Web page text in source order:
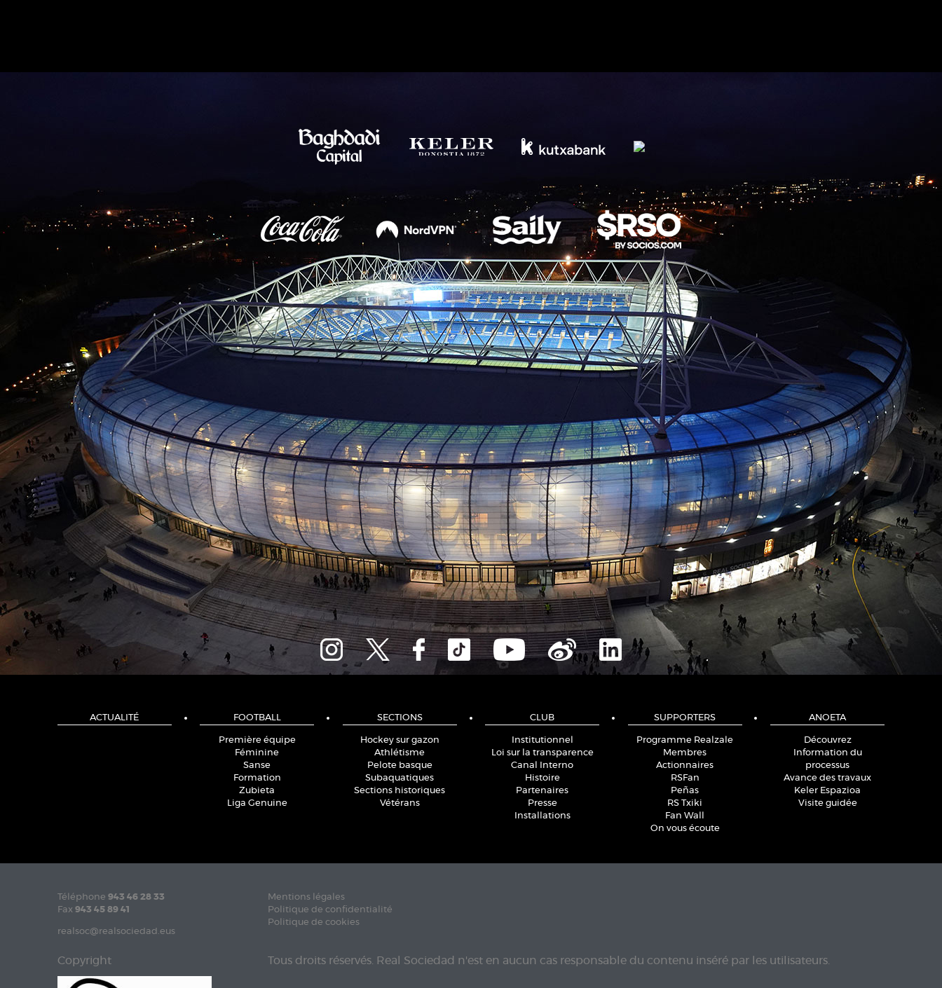
ACTUALITÉ FOOTBALL
Première équipe
Féminine
Sanse
Formation
Zubieta
Liga Genuine
SECTIONS
Hockey sur gazon
Athlétisme
Pelote basque
Subaquatiques
Sections historiques
Vétérans
CLUB
Institutionnel
Loi sur la transparence
Canal Interno
Histoire
Partenaires
Presse
Installations
SUPPORTERS
Programme Realzale
Membres
Actionnaires
RSFan
Peñas
RS Txiki
Fan Wall
On vous écoute
ANOETA
Découvrez
Information du
processus
Avance des travaux
Keler Espazioa
Visite guidée
Téléphone 943 46 28 33
Fax 943 45 89 41
realsoc@realsociedad.eus
Mentions légales
Politique de confidentialité
Politique de cookies
Copyright Tous droits réservés. Real Sociedad n'est en aucun cas responsable du contenu inséré par les utilisateurs.